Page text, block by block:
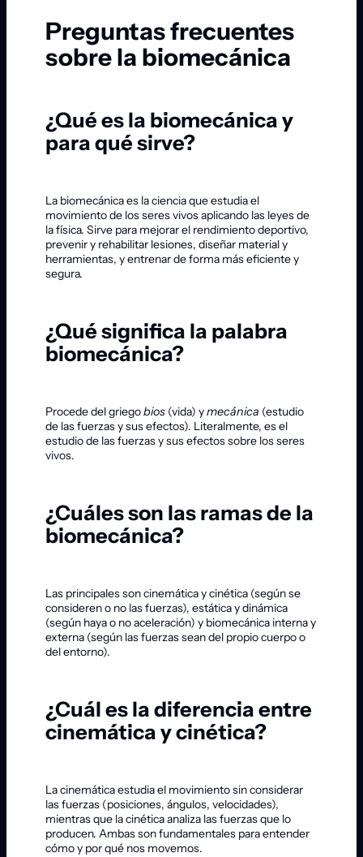
Preguntas frecuentes
sobre la biomecánica
¿Qué es la biomecánica y
para qué sirve?
La biomecánica es la ciencia que estudia el
movimiento de los seres vivos aplicando las leyes de
la física. Sirve para mejorar el rendimiento deportivo,
prevenir y rehabilitar lesiones, diseñar material y
herramientas, y entrenar de forma más eficiente y
segura.
¿Qué significa la palabra
biomecánica?
Procede del griegobios (vida) ymecánica (estudio
de las fuerzas y sus efectos). Literalmente, es el
estudio de las fuerzas y sus efectos sobre los seres
vivos.
¿Cuáles son las ramas de la
biomecánica?
Las principales son cinemática y cinética (según se
consideren o no las fuerzas), estática y dinámica
(según haya o no aceleración) y biomecánica interna y
externa (según las fuerzas sean del propio cuerpo o
del entorno).
¿Cuál es la diferencia entre
cinemática y cinética?
La cinemática estudia el movimiento sin considerar
las fuerzas (posiciones, ángulos, velocidades),
mientras que la cinética analiza las fuerzas que lo
producen. Ambas son fundamentales para entender
cómo y por qué nos movemos.